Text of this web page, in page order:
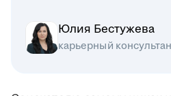
Юлия Бестужева
карьерный